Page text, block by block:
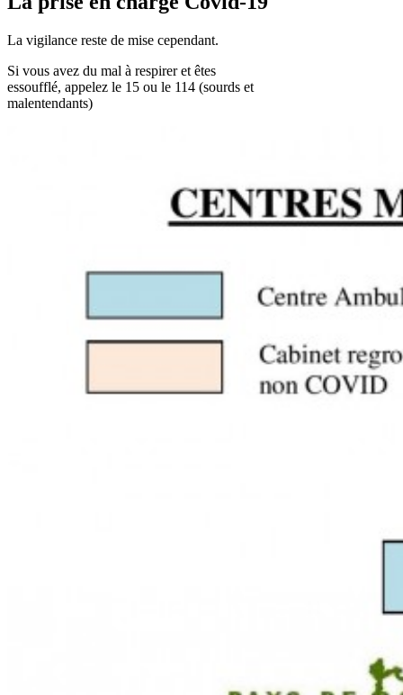
La vigilance reste de mise cependant.
Si vous avez du mal à respirer et êtes
essoufflé, appelez le 15 ou le 114 (sourds et
malentendants)